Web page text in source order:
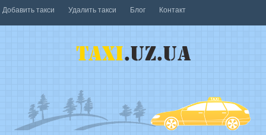
Добавить такси Удалить такси Блог Контакт